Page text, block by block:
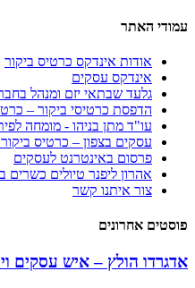
עמודי האתר
אודות אינדקס כרטיס ביקור
אינדקס עסקים
גלעד שבתאי יזם ומנהל
הדפסת כרטיסי ביקור –
עו"ד מתן בניהו - מומחה
עסקים בצפון – כרטיס
פרסום באינטרנט לעסקים
אהרון ליפנר טיולים כשרים
צור איתנו קשר
פוסטים אחרונים
אדגרדו הולץ – איש עסקים